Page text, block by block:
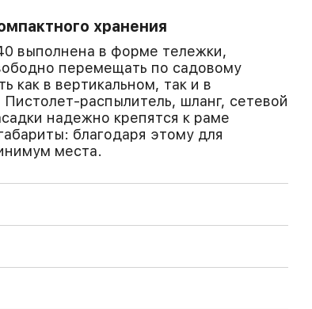
хранения
выполнена в форме тележки,
перемещать по садовому
как в вертикальном, так и в
распылитель, шланг, сетевой
надежно крепятся к раме
благодаря этому для
места.